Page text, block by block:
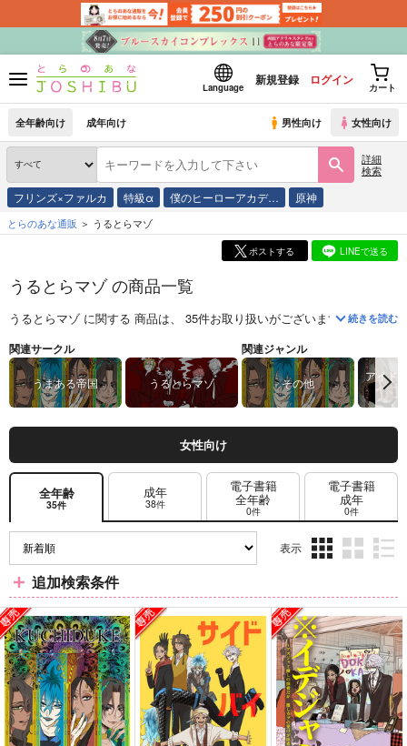
Language
新規登録 ログイン
カート
全年齢向け 成年向け 男性向け 女性向け
詳細
検索
フリンズ×ファルカ 特級α 僕のヒーローアカデ… 原神
とらのあな通販 うるとらマゾ
ポストする LINEで送る
うるとらマゾ の商品一覧
うるとらマゾ に関する 商品は、 35件お取り扱いがございます。「
続きを読む
関連サークル
うまある帝国 うるとらマゾ
関連ジャンル
その他 アイド
女性向け
全年齢
35件
成年
38件
電子書籍
全年齢
0件
電子書籍
成年
0件
表示
ム
表
示
ム
表
示
ム
表
示
追加検索条件